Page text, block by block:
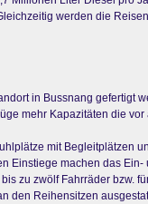
werden die
in Bussnang
mehr Kapazitäten die
mit Begleitplätzen
Einstiege machen das
zu zwölf Fahrräder bzw.
den Reihensitzen